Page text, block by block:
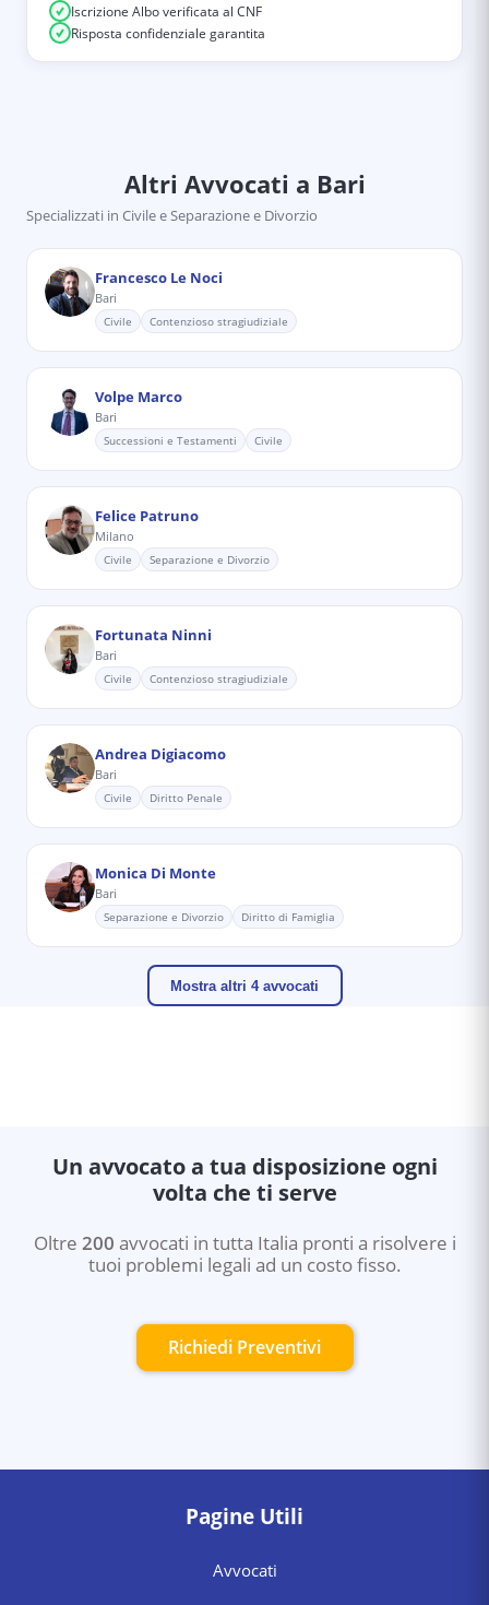
Iscrizione Albo verificata al CNF
Risposta confidenziale garantita
Altri Avvocati a Bari
Specializzati in Civile e Separazione e Divorzio
Francesco Le Noci
Bari
Civile Contenzioso stragiudiziale
Volpe Marco
Bari
Successioni e Testamenti Civile
Felice Patruno
Milano
Civile Separazione e Divorzio
Fortunata Ninni
Bari
Civile Contenzioso stragiudiziale
Andrea Digiacomo
Bari
Civile Diritto Penale
Monica Di Monte
Bari
Separazione e Divorzio Diritto di Famiglia
Mostra altri 4 avvocati
Un avvocato a tua disposizione ogni
volta che ti serve
Oltre 200 avvocati in tutta Italia pronti a risolvere i
tuoi problemi legali ad un costo fisso.
Richiedi Preventivi
Pagine Utili
Avvocati